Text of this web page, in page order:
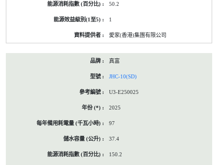
50.2
1
愛家(香港)集團有限公司
真富
JHC-10(SD)
U3-E250025
2025
97
37.4
150.2